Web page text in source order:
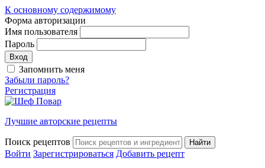
К основному содержимому
Форма авторизации
Имя пользователя
Пароль
Запомнить меня
Забыли пароль?
Регистрация
Лучшие авторские рецепты
Поиск рецептов
Войти Зарегистрироваться Добавить рецепт